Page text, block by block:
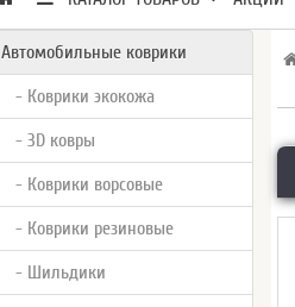
Автомобильные коврики
- Коврики экокожа
- 3D ковры
- Коврики ворсовые
- Коврики резиновые
- Шильдики